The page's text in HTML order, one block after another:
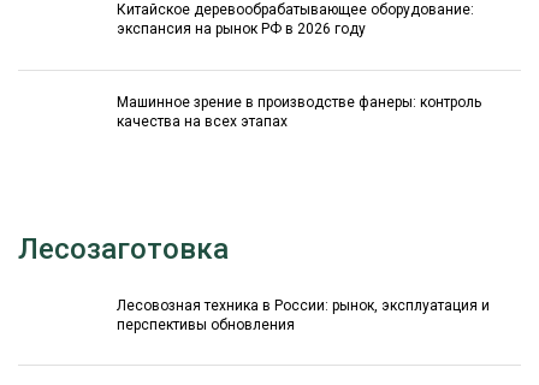
Китайское деревообрабатывающее оборудование:
экспансия на рынок РФ в 2026 году
Машинное зрение в производстве фанеры: контроль
качества на всех этапах
Лесозаготовка
Лесовозная техника в России: рынок, эксплуатация и
перспективы обновления